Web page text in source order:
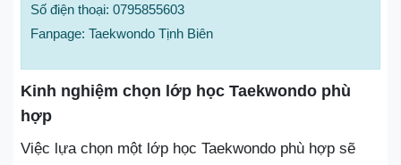
Số điện thoại: 0795855603
Fanpage: Taekwondo Tịnh Biên
Kinh nghiệm chọn lớp học Taekwondo phù
hợp
Việc lựa chọn một lớp học Taekwondo phù hợp sẽ